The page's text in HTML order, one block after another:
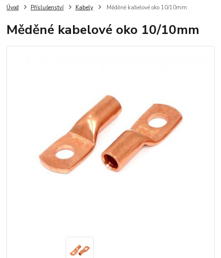
Úvod Příslušenství Kabely Měděné kabelové oko 10/10mm
Měděné kabelové oko 10/10mm